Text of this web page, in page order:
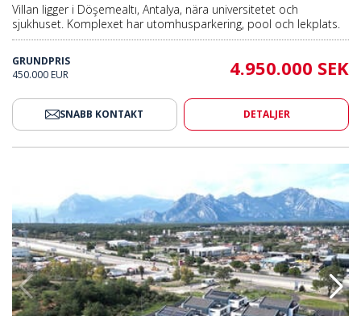
Villan ligger i Döşemealtı, Antalya, nära universitetet och
sjukhuset. Komplexet har utomhusparkering, pool och lekplats.
GRUNDPRIS
450.000 EUR
4.950.000 SEK
SNABB KONTAKT DETALJER
Fastighet Med 4 Sovrum, Pool